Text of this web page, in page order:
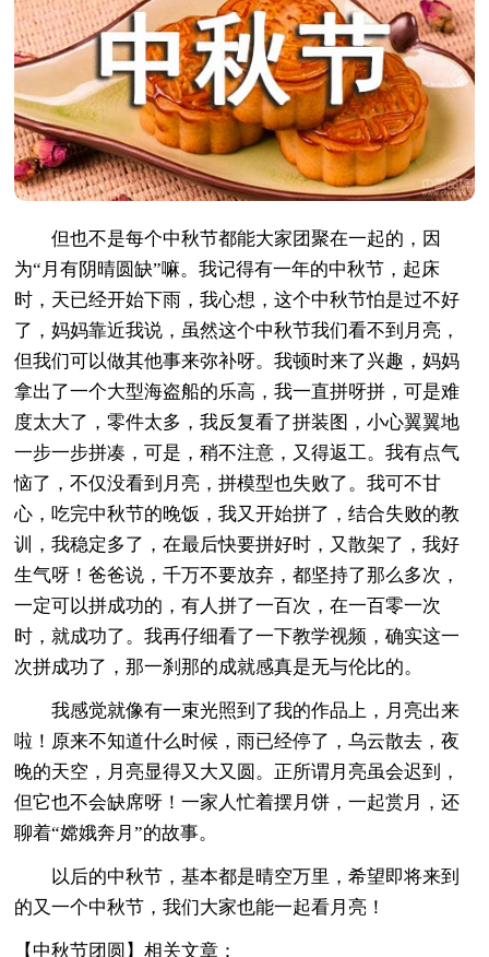
但也不是每个中秋节都能大家团聚在一起的，因
为“月有阴晴圆缺”嘛。我记得有一年的中秋节，起床
时，天已经开始下雨，我心想，这个中秋节怕是过不好
了，妈妈靠近我说，虽然这个中秋节我们看不到月亮，
但我们可以做其他事来弥补呀。我顿时来了兴趣，妈妈
拿出了一个大型海盗船的乐高，我一直拼呀拼，可是难
度太大了，零件太多，我反复看了拼装图，小心翼翼地
一步一步拼凑，可是，稍不注意，又得返工。我有点气
恼了，不仅没看到月亮，拼模型也失败了。我可不甘
心，吃完中秋节的晚饭，我又开始拼了，结合失败的教
训，我稳定多了，在最后快要拼好时，又散架了，我好
生气呀！爸爸说，千万不要放弃，都坚持了那么多次，
一定可以拼成功的，有人拼了一百次，在一百零一次
时，就成功了。我再仔细看了一下教学视频，确实这一
次拼成功了，那一刹那的成就感真是无与伦比的。
我感觉就像有一束光照到了我的作品上，月亮出来
啦！原来不知道什么时候，雨已经停了，乌云散去，夜
晚的天空，月亮显得又大又圆。正所谓月亮虽会迟到，
但它也不会缺席呀！一家人忙着摆月饼，一起赏月，还
聊着“嫦娥奔月”的故事。
以后的中秋节，基本都是晴空万里，希望即将来到
的又一个中秋节，我们大家也能一起看月亮！
【中秋节团圆】相关文章：